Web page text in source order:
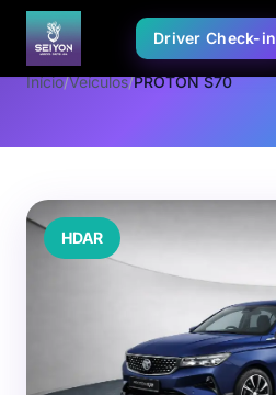
Driver Check-in
Início/Veículos/PROTON S70
HDAR